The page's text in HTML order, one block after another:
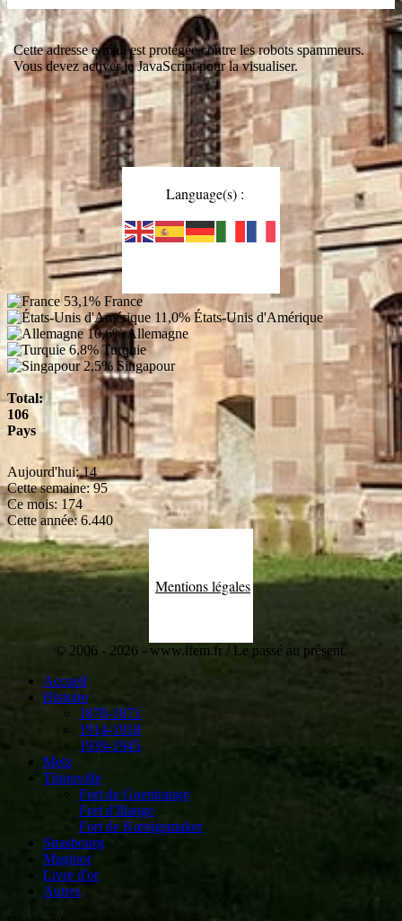
Cette adresse e-mail est protégée contre les robots spammeurs.
Vous devez activer le JavaScript pour la visualiser.
Language(s) :
53,1% France
11,0% États-Unis d'Amérique
10,6%Allemagne
6,8% Turquie
2,5% Singapour
Total:
106
Pays
Aujourd'hui: 14
Cette semaine: 95
Ce mois: 174
Cette année: 6.440
Mentions légales
© 2006 - 2026 - www.lfem.fr / Le passé au présent.
Accueil
Histoire
1870-1871
1914-1918
1939-1945
Metz
Thionville
Fort de Guentrange
Fort d'Illange
Fort de Kœnigsmaker
Strasbourg
Maginot
Livre d'or
Autres